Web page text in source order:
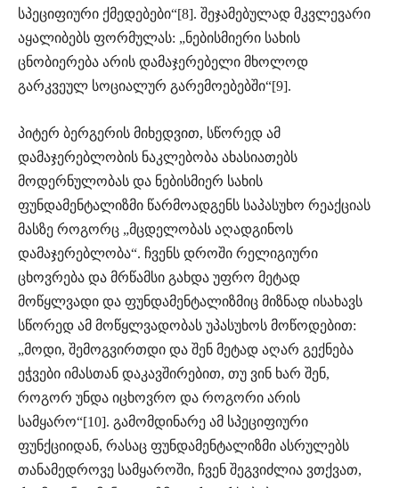
სპეციფიური ქმედებები“[8]. შეჯამებულად მკვლევარი
აყალიბებს ფორმულას: „ნებისმიერი სახის
ცნობიერება არის დამაჯერებელი მხოლოდ
გარკვეულ სოციალურ გარემოებებში“[9].
პიტერ ბერგერის მიხედვით, სწორედ ამ
დამაჯერებლობის ნაკლებობა ახასიათებს
მოდერნულობას და ნებისმიერ სახის
ფუნდამენტალიზმი წარმოადგენს საპასუხო რეაქციას
მასზე როგორც „მცდელობას აღადგინოს
დამაჯერებლობა“. ჩვენს დროში რელიგიური
ცხოვრება და მრწამსი გახდა უფრო მეტად
მოწყლვადი და ფუნდამენტალიზმიც მიზნად ისახავს
სწორედ ამ მოწყლვადობას უპასუხოს მოწოდებით:
„მოდი, შემოგვირთდი და შენ მეტად აღარ გექნება
ეჭვები იმასთან დაკავშირებით, თუ ვინ ხარ შენ,
როგორ უნდა იცხოვრო და როგორი არის
სამყარო“[10]. გამომდინარე ამ სპეციფიური
ფუნქციიდან, რასაც ფუნდამენტალიზმი ასრულებს
თანამედროვე სამყაროში, ჩვენ შეგვიძლია ვთქვათ,